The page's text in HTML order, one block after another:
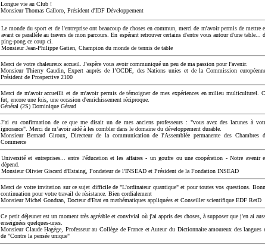
Longue vie au Club !
Monsieur Thomas Galloro, Président d'IDF Développement
Le monde du sport et de l'entreprise ont beaucoup de choses en commun, merci de m'avoir permis de mettre
avant ce parallèle au travers de mon parcours. En espérant retrouver certains d'entre vous autour d'une table...
ping-pong ce coup ci.
Monsieur Jean-Philippe Gatien, Champion du monde de tennis de table
Merci de votre chaleureux accueil. J'espère vous avoir communiqué un peu de ma passion pour l'avenir.
Monsieur Thierry Gaudin, Expert auprès de l’OCDE, des Nations unies et de la Commission
Président de Prospective 2100
Merci de m'avoir accueilli et de m'avoir permis de témoigner de mes expériences en milieu multiculturel.
fut, encore une fois, une occasion d'enrichissement réciproque.
Général (2S) Dominique Gérard
J’ai eu confirmation de ce que me disait un de mes anciens professeurs : "vous avez des lacunes à
ignorance". Merci de m’avoir aidé à les combler dans le domaine du développement durable.
Monsieur Bernard Giroux, Directeur de la communication de l'Assemblée permanente des Chambres
Commerce
Université et entreprises... entre l'éducation et les affaires - un goufre ou une coopération - Notre avenir
dépend.
Monsieur Olivier Giscard d'Estaing, Fondateur de l'INSEAD et Président de la Fondation INSEAD
Merci de votre invitation sur ce sujet difficile de "L'ordinateur quantique" et pour toutes vos questions.
continuation pour votre travail de résistance. Bien cordialement
Monsieur Michel Gondran, Docteur d'Etat en mathématiques appliquées et Conseiller scientifique EDF RetD
Ce petit déjeuner est un moment très agréable et convivial où j'ai appris des choses, à supposer que j'en ai
enseignées quelques-unes.
Monsieur Claude Hagège, Professeur au Collège de France et Auteur du Dictionnaire amoureux des langues
de "Contre la pensée unique"